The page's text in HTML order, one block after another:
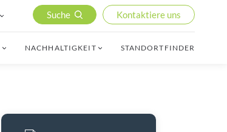
Suche Kontaktiere uns
NACHHALTIGKEIT STANDORTFINDER